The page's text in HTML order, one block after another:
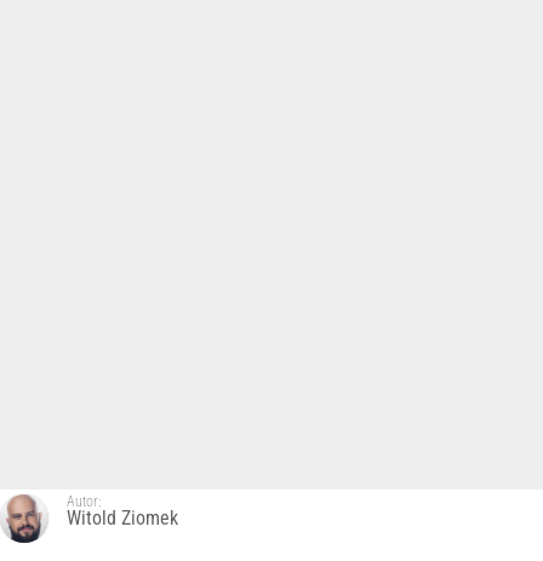
Autor:
Witold Ziomek